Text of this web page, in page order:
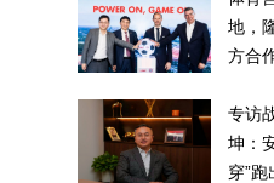
地，
方合
专访
坤：
穿”